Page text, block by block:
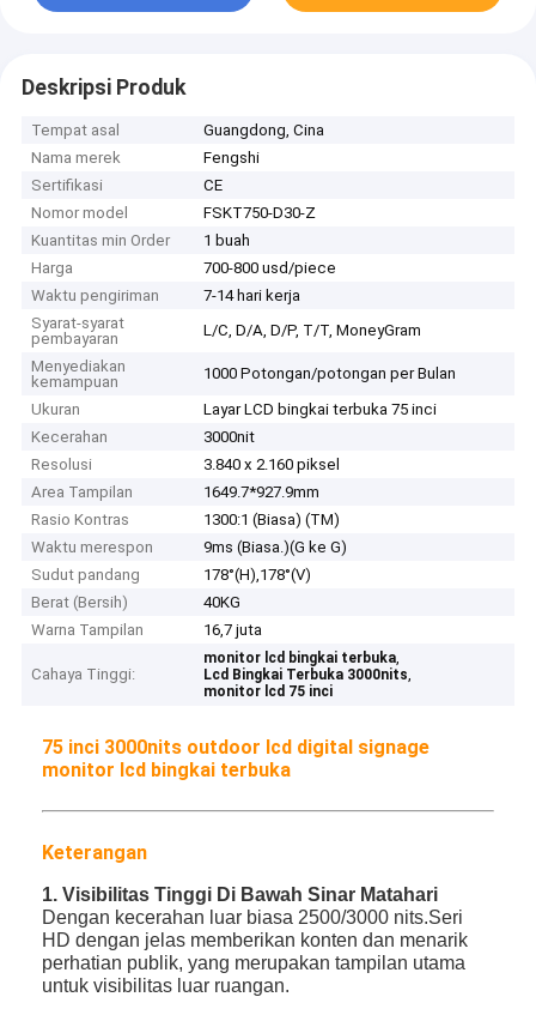
Deskripsi Produk
Tempat asal
Guangdong, Cina
Nama merek
Fengshi
Sertifikasi
CE
Nomor model
FSKT750-D30-Z
Kuantitas min Order
1 buah
Harga
700-800 usd/piece
Waktu pengiriman
7-14 hari kerja
Syarat-syarat
pembayaran
L/C, D/A, D/P, T/T, MoneyGram
Menyediakan
kemampuan
1000 Potongan/potongan per Bulan
Ukuran
Layar LCD bingkai terbuka 75 inci
Kecerahan
3000nit
Resolusi
3.840 x 2.160 piksel
Area Tampilan
1649.7*927.9mm
Rasio Kontras
1300:1 (Biasa) (TM)
Waktu merespon
9ms (Biasa.)(G ke G)
Sudut pandang
178°(H),178°(V)
Berat (Bersih)
40KG
Warna Tampilan
16,7 juta
Cahaya Tinggi:
monitor lcd bingkai terbuka,
Lcd Bingkai Terbuka 3000nits,
monitor lcd 75 inci
75 inci 3000nits outdoor lcd digital signage
monitor lcd bingkai terbuka
Keterangan
1. Visibilitas Tinggi Di Bawah Sinar Matahari
Dengan kecerahan luar biasa 2500/3000 nits.Seri
HD dengan jelas memberikan konten dan menarik
perhatian publik, yang merupakan tampilan utama
untuk visibilitas luar ruangan.